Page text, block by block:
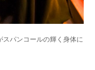
パンコールの輝く身体に